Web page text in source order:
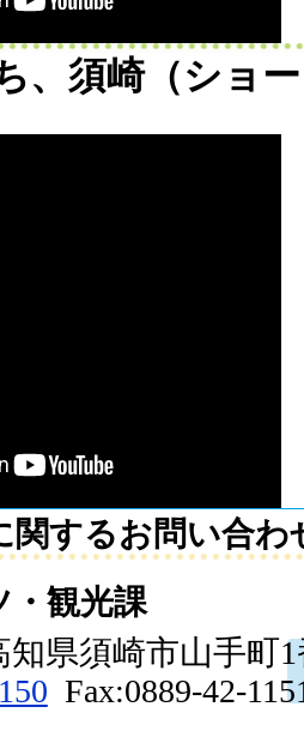
、須崎（ショ
関するお問い合わ
・観光課
知県須崎市山手町
Fax:0889-42-